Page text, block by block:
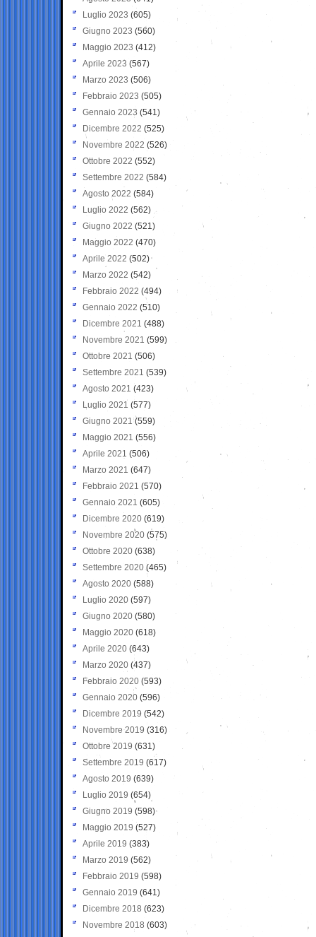
Luglio 2023 (605)
Giugno 2023 (560)
Maggio 2023 (412)
Aprile 2023 (567)
Marzo 2023 (506)
Febbraio 2023 (505)
Gennaio 2023 (541)
Dicembre 2022 (525)
Novembre 2022 (526)
Ottobre 2022 (552)
Settembre 2022 (584)
Agosto 2022 (584)
Luglio 2022 (562)
Giugno 2022 (521)
Maggio 2022 (470)
Aprile 2022 (502)
Marzo 2022 (542)
Febbraio 2022 (494)
Gennaio 2022 (510)
Dicembre 2021 (488)
Novembre 2021 (599)
Ottobre 2021 (506)
Settembre 2021 (539)
Agosto 2021 (423)
Luglio 2021 (577)
Giugno 2021(559)
Maggio 2021 (556)
Aprile 2021 (506)
Marzo 2021 (647)
Febbraio 2021 (570)
Gennaio 2021 (605)
Dicembre 2020 (619)
Novembre 2020 (575)
Ottobre 2020 (638)
Settembre 2020(465)
Agosto 2020 (588)
Luglio 2020 (597)
Giugno 2020 (580)
Maggio 2020 (618)
Aprile 2020 (643)
Marzo 2020 (437)
Febbraio 2020 (593)
Gennaio 2020 (596)
Dicembre 2019 (542)
Novembre 2019 (316)
Ottobre 2019 (631)
Settembre 2019 (617)
Agosto 2019 (639)
Luglio 2019 (654)
Giugno 2019 (598)
Maggio 2019 (527)
Aprile 2019 (383)
Marzo 2019 (562)
Febbraio 2019 (598)
Gennaio 2019 (641)
Dicembre 2018 (623)
Novembre 2018 (603)